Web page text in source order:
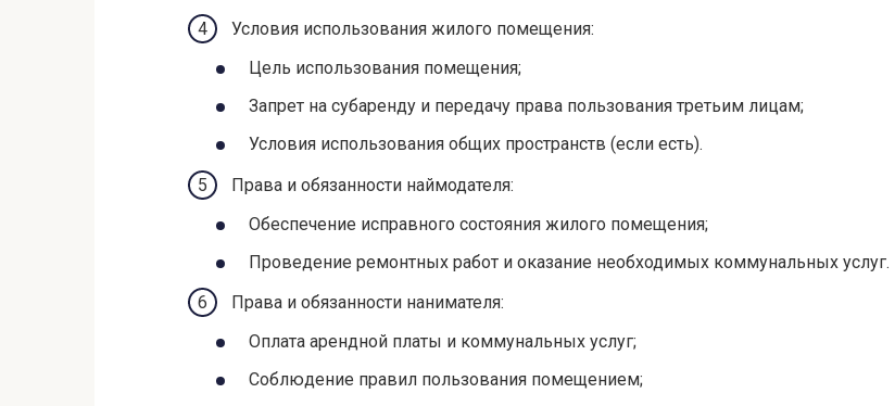
Условия использования жилого помещения:
Цель использования помещения;
Запрет на субаренду и передачу права пользования третьим лицам;
Условия использования общих пространств (если есть).
Права и обязанности наймодателя:
Обеспечение исправного состояния жилого помещения;
Проведение ремонтных работ и оказание необходимых коммунальных услуг.
Права и обязанности нанимателя:
Оплата арендной платы и коммунальных услуг;
Соблюдение правил пользования помещением;